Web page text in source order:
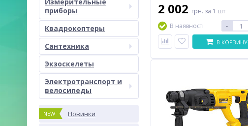
приборы
Квадрокоптеры
Сантехника
Экзоскелеты
Электротранспорт и
велосипеды
NEW Новинки
2 002 грн. за 1 шт
В наявності
-
В КОРЗИНУ